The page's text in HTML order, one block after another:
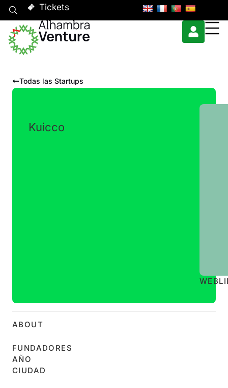
Tickets
Todas las Startups
Kuicco
WEB
ABOUT
FUNDADORES
AÑO
CIUDAD